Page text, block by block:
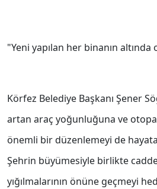
"Yeni yapılan her binanın
Körfez Belediye Başkanı Şener
artan araç yoğunluğuna ve
önemli bir düzenlemeyi de
Şehrin büyümesiyle birlikte
yığılmalarının önüne geçmeyi